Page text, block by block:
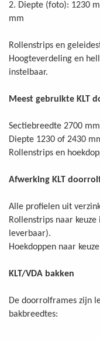
2. Diepte (foto): 1230
mm
Rollenstrips en
Hoogteverdeling en
instelbaar.
Meest gebruikte KLT
Sectiebreedte 2700
Diepte 1230 of 2430
Rollenstrips en
Afwerking KLT
Alle profielen uit
Rollenstrips naar
leverbaar).
Hoekdoppen naar
KLT/VDA bakken
De doorrolframes zijn
bakbreedtes: